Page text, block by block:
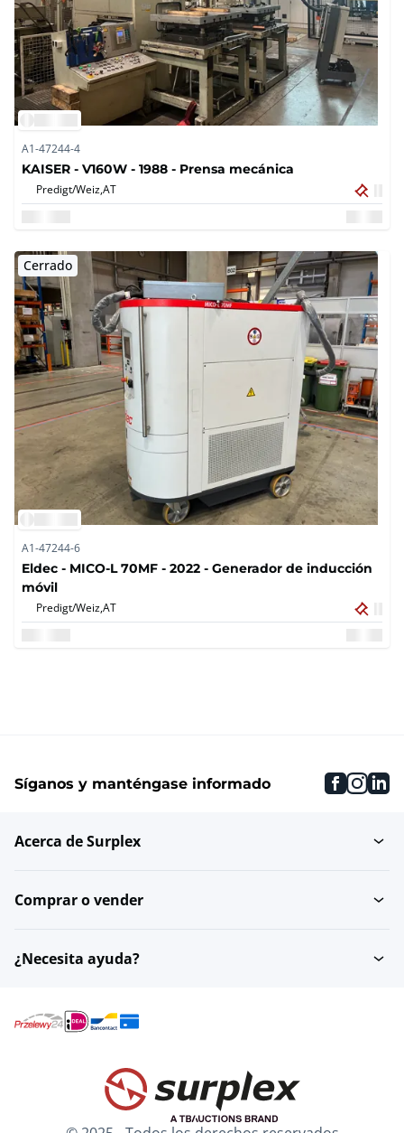
A1-47244-4
KAISER - V160W - 1988 - Prensa mecánica
Predigt/Weiz,AT
Cerrado
A1-47244-6
Eldec - MICO-L 70MF - 2022 - Generador de inducción
móvil
Predigt/Weiz,AT
Síganos y manténgase informado
Acerca de Surplex
Comprar o vender
¿Necesita ayuda?